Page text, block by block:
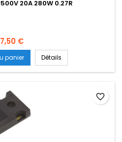
20A 280W 0.27R
Prix
7,50 €
panier Détails
favorite_border